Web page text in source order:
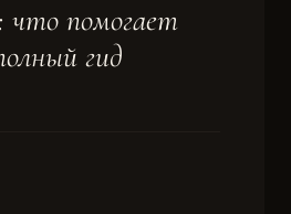
что помогает
гид